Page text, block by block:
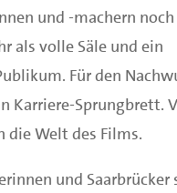
und -machern
als volle Säle und ein
Für den
Karriere-Sprungbrett.
die Welt des Films.
und Saarbrücker